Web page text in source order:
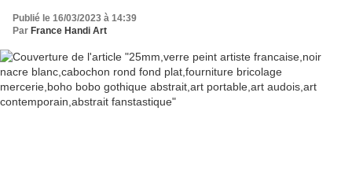
abstrait,art portable,art audois,art
contemporain,abstrait fanstastique
Publié le 16/03/2023 à 14:39
Par France Handi Art